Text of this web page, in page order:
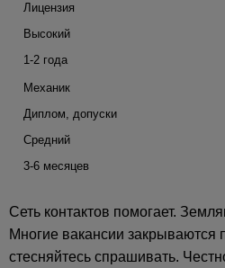
Лицензия
Высокий
1-2 года
Механик
Диплом, допуски
Средний
3-6 месяцев
Сеть контактов помогает.
Многие вакансии
стесняйтесь спрашивать.